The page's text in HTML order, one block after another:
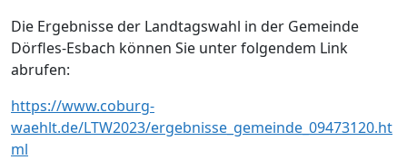
Die Ergebnisse der Landtagswahl in der Gemeinde
Dörfles-Esbach können Sie unter folgendem Link
abrufen:
https://www.coburg-
waehlt.de/LTW2023/ergebnisse_gemeinde_09473120.ht
ml